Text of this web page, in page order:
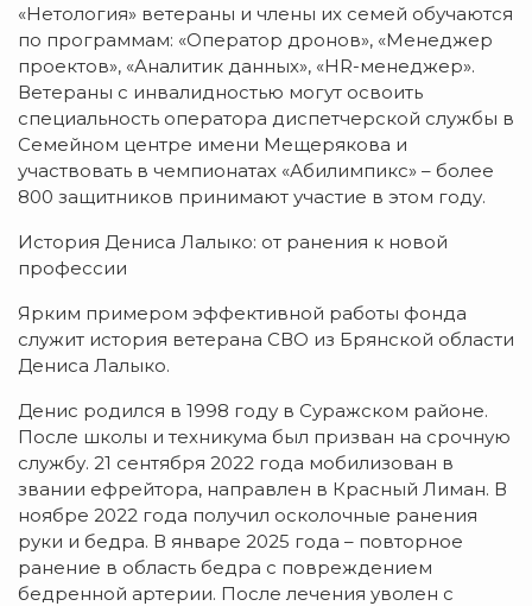
«Нетология» ветераны и члены их семей обучаются
по программам: «Оператор дронов», «Менеджер
проектов», «Аналитик данных», «HR-менеджер».
Ветераны с инвалидностью могут освоить
специальность оператора диспетчерской службы в
Семейном центре имени Мещерякова и
участвовать в чемпионатах «Абилимпикс» – более
800 защитников принимают участие в этом году.
История Дениса Лалыко: от ранения к новой
профессии
Ярким примером эффективной работы фонда
служит история ветерана СВО из Брянской области
Дениса Лалыко.
Денис родился в 1998 году в Суражском районе.
После школы и техникума был призван на срочную
службу. 21 сентября 2022 года мобилизован в
звании ефрейтора, направлен в Красный Лиман. В
ноябре 2022 года получил осколочные ранения
руки и бедра. В январе 2025 года – повторное
ранение в область бедра с повреждением
бедренной артерии. После лечения уволен с